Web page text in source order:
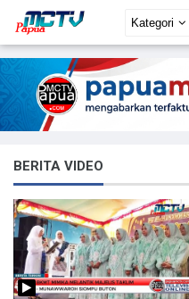
Kategori
BERITA VIDEO